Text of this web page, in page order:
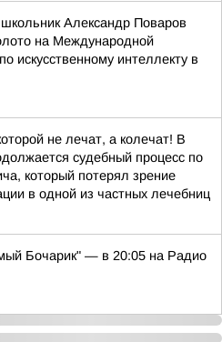
Александр Поваров
на Международной
искусственному интеллекту в
не лечат, а колечат! В
судебный процесс по
который потерял зрение
в одной из частных лечебниц
Бочарик" — в 20:05 на Радио